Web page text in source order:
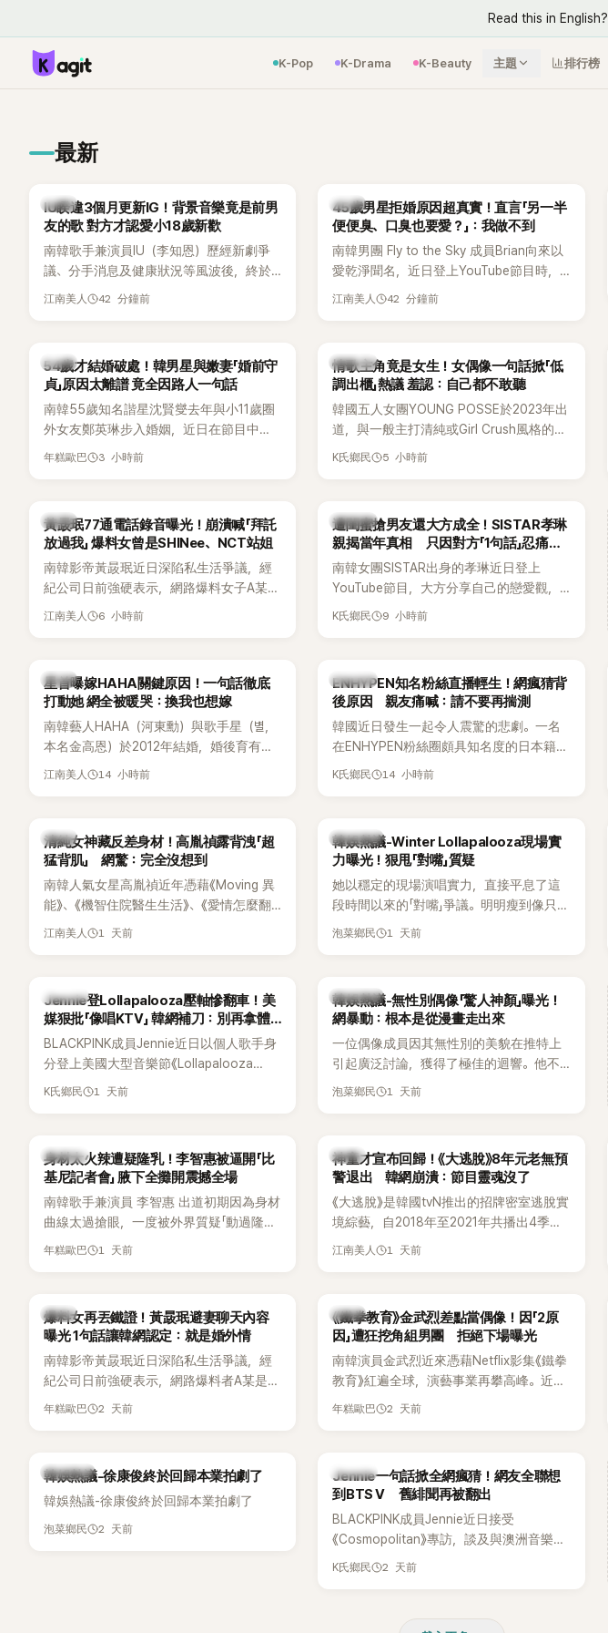
Read this in English?
K-Pop K-Drama K-Beauty 主題 排行榜
最新
韓星
IU睽違3個月更新IG！背景音樂竟是前男
友的歌 對方才認愛小18歲新歡
南韓歌手兼演員IU（李知恩）歷經新劇爭
議、分手消息及健康狀況等風波後，終於
睽違3個月更新社群平台，一口氣曬出20
音樂，意外掀起韓網討論。
江南美人 42 分鐘前
韓星
45歲男星拒婚原因超真實！直言「另一半
便便臭、口臭也要愛？」：我做不到
南韓男團 Fly to the Sky 成員Brian向來以
愛乾淨聞名，近日登上YouTube節目時，
再度談到自己的婚姻觀，直言無法理解「連
江南美人 42 分鐘前
韓星
54歲才結婚破處！韓男星與嫩妻「婚前守
貞」原因太離譜 竟全因路人一句話
南韓55歲知名諧星沈賢燮去年與小11歲圈
外女友鄭英琳步入婚姻，近日在節目中分
享與妻子的戀愛故事，笑稱兩人原本想享
前一直堅守「婚前守貞」的原因之一。
年糕歐巴 3 小時前
K-POP
情歌主角竟是女生！女偶像一句話掀「低
調出櫃」熱議 羞認：自己都不敢聽
韓國五人女團YOUNG POSSE於2023年出
道，與一般主打清純或Girl Crush風格的女
團不同，她們以濃厚的Hip-Hop元素、自
的音樂風格，在海外尤其是歐美市場累積
不少人氣，逐漸成為第五代女團中極具辨
識度的新生代代表之一。
K氏鄉民 5 小時前
韓星
黃晸珉77通電話錄音曝光！崩潰喊「拜託
放過我」 爆料女曾是SHINee、NCT站姐
南韓影帝黃晸珉近日深陷私生活爭議，經
紀公司日前強硬表示，網路爆料女子A某涉
嫌長期跟蹤黃晸珉，已正式採取法律行
的單方面騷擾。如今，韓媒《Dispatch》再
曝光雙方77通電話的錄音內容，而A也首
度承認自己過去曾是SHINee、NCT等偶像
團體的「站姐」，事件持續延燒。
江南美人 6 小時前
K-POP
遭閨蜜搶男友還大方成全！SISTAR孝琳
親揭當年真相 只因對方「1句話」忍痛放
手
南韓女團SISTAR出身的孝琳近日登上
YouTube節目，大方分享自己的戀愛觀，
更首度坦承過去曾遭最好的朋友搶走男
K氏鄉民 9 小時前
韓星
星首曝嫁HAHA關鍵原因！一句話徹底
打動她 網全被暖哭：換我也想嫁
南韓藝人HAHA（河東勳）與歌手星（별，
本名金高恩）於2012年結婚，婚後育有兩
子一女，一家五口生活幸福美滿，也是韓
步入婚姻的最大理由。
江南美人 14 小時前
K-POP
ENHYPEN知名粉絲直播輕生！網瘋猜背
後原因 親友痛喊：請不要再揣測
韓國近日發生一起令人震驚的悲劇。一名
在ENHYPEN粉絲圈頗具知名度的日本籍女
粉絲，日前在TikTok直播期間輕生，最終
止揣測，盼逝者安息。
K氏鄉民 14 小時前
韓星
清純女神藏反差身材！高胤禎露背洩「超
猛背肌」 網驚：完全沒想到
南韓人氣女星高胤禎近年憑藉《Moving 異
能》、《機智住院醫生生活》、《愛情怎麼翻
譯？》、《努力克服自卑的我們》等多部熱門
近況照意外掀起熱議，不是因為仙氣十足
的美貌，而是藏在纖細身材下的超狂背肌
與肩膀線條，反差感十足，讓不少網友看
傻直呼：「原來她身材這麼猛！」
江南美人 1 天前
熱議討論
韓娛熱議-Winter Lollapalooza現場實
力曝光！狠甩「對嘴」質疑
她以穩定的現場演唱實力，直接平息了這
段時間以來的「對嘴」爭議。明明瘦到像只剩
骨頭，怎麼還能唱出這麼驚人的爆發力和
泡菜鄉民 1 天前
K-POP
Jennie登Lollapalooza壓軸慘翻車！美
媒狠批「像唱KTV」 韓網補刀：別再拿體
力當藉口
BLACKPINK成員Jennie近日以個人歌手身
分登上美國大型音樂節《Lollapalooza
Chicago》主舞台，不僅成為首位擔任該音
遭部分網友質疑，就連美國當地媒體也毫
不留情給出負評，甚至形容整場演出「就像
一場豪華KTV」。
K氏鄉民 1 天前
熱議討論
韓娛熱議-無性別偶像「驚人神顏」曝光！
網暴動：根本是從漫畫走出來
一位偶像成員因其無性別的美貌在推特上
引起廣泛討論，獲得了極佳的迴響。他不
僅外型出眾，舞技也備受讚譽。
泡菜鄉民 1 天前
K-POP
身材太火辣遭疑隆乳！李智惠被逼開「比
基尼記者會」 腋下全攤開震撼全場
南韓歌手兼演員 李智惠 出道初期因為身材
曲線太過搶眼，一度被外界質疑「動過隆乳
手術」，最後甚至被公司安排親上火線，召
口回憶這段「隆乳疑雲黑歷史」，話題再度被
翻出來熱議。 2日播出的 SBS 綜藝節目
《我的經紀人太難搞－秘書鎮》，邀請同時
兼顧工作與育兒的演藝圈代表「媽媽群」
——李智惠、李賢怡、李恩亨，以第13位
合，兩人邊搭車邊聊天，氣氛輕鬆。聊到
最近的新聞，李瑞鎮突然直球發問：「妳不
是上新聞了？說妳去做整形？是人中縮短
手術嗎？」一貫犀利又不留情的問法，讓現
年糕歐巴 1 天前
韓星
神童才宣布回歸！《大逃脫》8年元老無預
警退出 韓網崩潰：節目靈魂沒了
《大逃脫》是韓國tvN推出的招牌密室逃脫實
境綜藝，自2018年至2021年共播出4季，
由鄭鍾淵PD打造完整的「大逃脫宇宙
江南美人 1 天前
韓星
爆料女再丟鐵證！黃晸珉避妻聊天內容
曝光 1句話讓韓網認定：就是婚外情
南韓影帝黃晸珉近日深陷私生活爭議，經
紀公司日前強硬表示，網路爆料者A某是涉
嫌長期跟蹤黃晸珉的嫌疑人，已採取法律
「雙向互動」，並非外界所稱的單方面騷擾。
年糕歐巴 2 天前
韓星
《鐵拳教育》金武烈差點當偶像！因「2原
因」遭狂挖角組男團 拒絕下場曝光
南韓演員金武烈近來憑藉Netflix影集《鐵拳
教育》紅遍全球，演藝事業再攀高峰。近日
被爆出一段鮮為人知的出道祕辛，原來他
年糕歐巴 2 天前
熱議討論
韓娛熱議-徐康俊終於回歸本業拍劇了
韓娛熱議-徐康俊終於回歸本業拍劇了
泡菜鄉民 2 天前
K-POP
Jennie一句話掀全網瘋猜！網友全聯想
到BTS V 舊緋聞再被翻出
BLACKPINK成員Jennie近日接受
《Cosmopolitan》專訪，談及與澳洲音樂人
Tame Impala合作推出〈Dracula（JENNIE
K氏鄉民 2 天前